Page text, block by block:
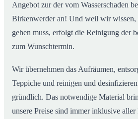
Angebot zur der vom Wasserschaden
Birkenwerder an! Und weil wir wissen,
gehen muss, erfolgt die Reinigung der
zum Wunschtermin.
Wir übernehmen das Aufräumen,
Teppiche und reinigen und
gründlich. Das notwendige Material
unsere Preise sind immer inklusive aller